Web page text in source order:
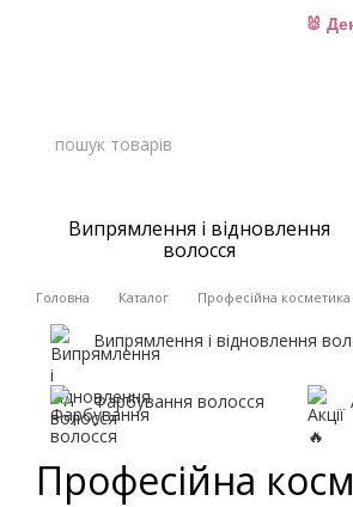
🐰
Випрямлення і відновлення
волосся
Головна Каталог Професійна косметика
Випрямлення і відновлення
Фарбування волосся
Професійна